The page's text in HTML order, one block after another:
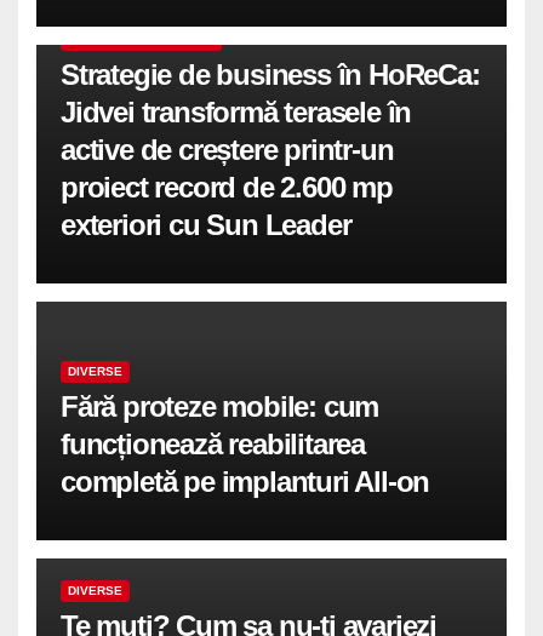
Strategie de business în HoReCa:
Jidvei transformă terasele în
active de creștere printr-un
proiect record de 2.600 mp
exteriori cu Sun Leader
DIVERSE
Fără proteze mobile: cum
funcționează reabilitarea
completă pe implanturi All-on
DIVERSE
Te muti? Cum sa nu-ti avariezi